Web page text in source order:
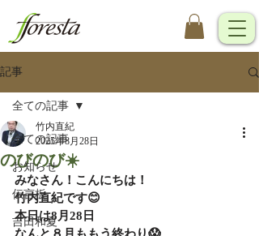
記事
全ての記事
お知らせ
伝言板
吉田和夏
全ての記事
のびのび☀️
竹内直紀
2025年8月28日
みなさん！こんにちは！
竹内直紀です😊
本日は8月28日